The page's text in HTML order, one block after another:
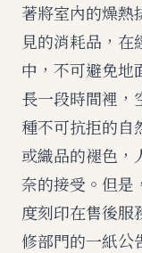
著將室內的燥熱
見的消耗品，在
中，不可避免地
長一段時間裡，
種不可抗拒的自
或織品的褪色，
奈的接受。但是
度刻印在售後服
修部門的一紙公